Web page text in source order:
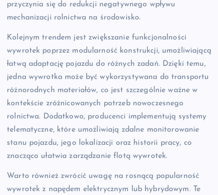
przyczynia się do redukcji negatywnego wpływu
mechanizacji rolnictwa na środowisko.
Kolejnym trendem jest zwiększanie funkcjonalności
wywrotek poprzez modularność konstrukcji, umożliwiającą
łatwą adaptację pojazdu do różnych zadań. Dzięki temu,
jedna wywrotka może być wykorzystywana do transportu
różnorodnych materiałów, co jest szczególnie ważne w
kontekście zróżnicowanych potrzeb nowoczesnego
rolnictwa. Dodatkowo, producenci implementują systemy
telematyczne, które umożliwiają zdalne monitorowanie
stanu pojazdu, jego lokalizacji oraz historii pracy, co
znacząco ułatwia zarządzanie flotą wywrotek.
Warto również zwrócić uwagę na rosnącą popularność
wywrotek z napędem elektrycznym lub hybrydowym. Te